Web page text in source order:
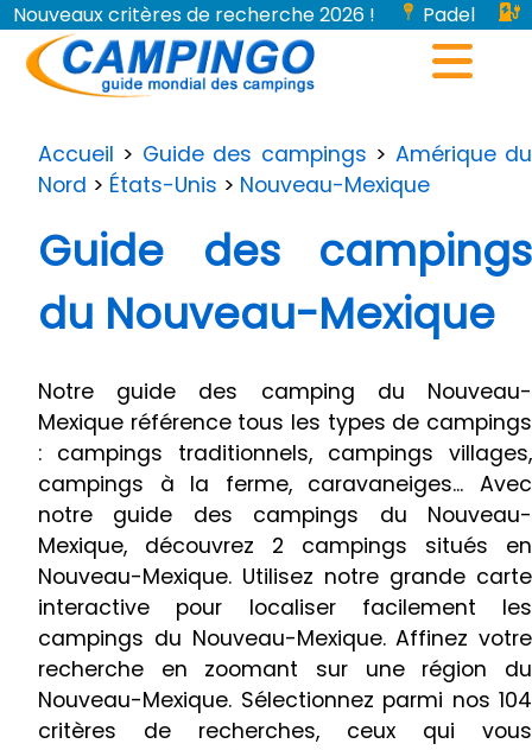
Nouveaux critères de recherche 2026 !
Padel
Bornes de recharge pour véhicules électriques...
Accueil > Guide des campings > Amérique du
Nord > États-Unis > Nouveau-Mexique
Guide des campings
du Nouveau-Mexique
Notre guide des camping du Nouveau-
Mexique référence tous les types de campings
: campings traditionnels, campings villages,
campings à la ferme, caravaneiges... Avec
notre guide des campings du Nouveau-
Mexique, découvrez 2 campings situés en
Nouveau-Mexique. Utilisez notre grande carte
interactive pour localiser facilement les
campings du Nouveau-Mexique. Affinez votre
recherche en zoomant sur une région du
Nouveau-Mexique. Sélectionnez parmi nos 104
critères de recherches, ceux qui vous